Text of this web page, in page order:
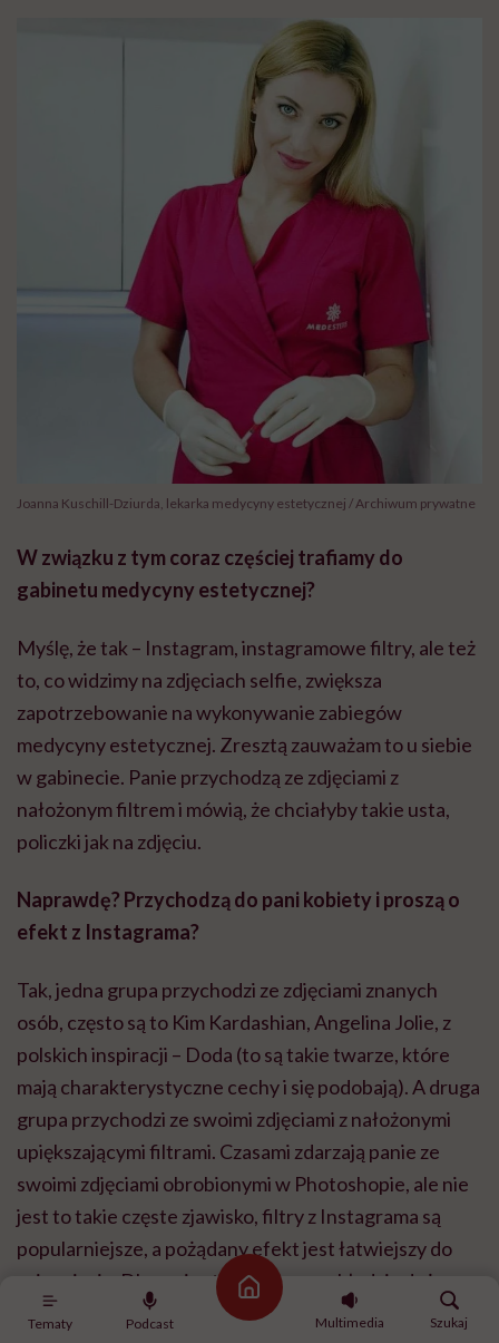
Tematy Podcast
Strona główna
Multimedia
Szukaj
Joanna Kuschill-Dziurda, lekarka medycyny estetycznej / Archiwum prywatne
W związku z tym coraz częściej trafiamy do
gabinetu medycyny estetycznej?
Myślę, że tak – Instagram, instagramowe filtry, ale też
to, co widzimy na zdjęciach selfie, zwiększa
zapotrzebowanie na wykonywanie zabiegów
medycyny estetycznej. Zresztą zauważam to u siebie
w gabinecie. Panie przychodzą ze zdjęciami z
nałożonym filtrem i mówią, że chciałyby takie usta,
policzki jak na zdjęciu.
Naprawdę? Przychodzą do pani kobiety i proszą o
efekt z Instagrama?
Tak, jedna grupa przychodzi ze zdjęciami znanych
osób, często są to Kim Kardashian, Angelina Jolie, z
polskich inspiracji – Doda (to są takie twarze, które
mają charakterystyczne cechy i się podobają). A druga
grupa przychodzi ze swoimi zdjęciami z nałożonymi
upiększającymi filtrami. Czasami zdarzają panie ze
swoimi zdjęciami obrobionymi w Photoshopie, ale nie
jest to takie częste zjawisko, filtry z Instagrama są
popularniejsze, a pożądany efekt jest łatwiejszy do
osiągnięcia. Dla pacjentek, które przykładają dużą
wagę do swojego wyglądu, jest to często po prostu